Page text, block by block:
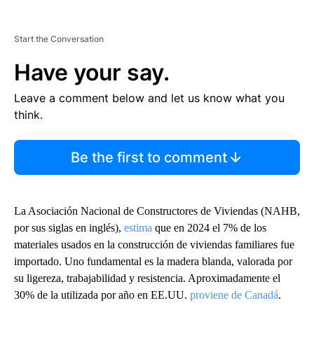
Start the Conversation
Have your say.
Leave a comment below and let us know what you
think.
Be the first to comment
La Asociación Nacional de Constructores de Viviendas (NAHB,
por sus siglas en inglés), estima que en 2024 el 7% de los
materiales usados en la construcción de viviendas familiares fue
importado. Uno fundamental es la madera blanda, valorada por
su ligereza, trabajabilidad y resistencia. Aproximadamente el
30% de la utilizada por año en EE.UU. proviene de Canadá.